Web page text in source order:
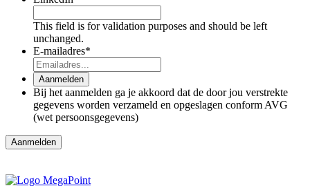
This field is for validation purposes and should be left
unchanged.
E-mailadres*
Aanmelden
Bij het aanmelden ga je akkoord dat de door jou verstrekte
gegevens worden verzameld en opgeslagen conform AVG
(wet persoonsgegevens)
Aanmelden